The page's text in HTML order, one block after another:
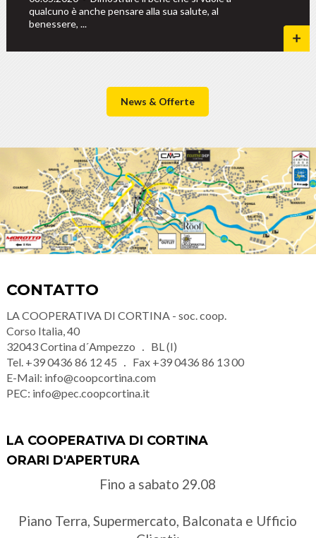
qualcuno è anche pensare alla sua salute, al
benessere, ...
News & Offerte
CONTATTO
LA COOPERATIVA DI CORTINA - soc. coop.
Corso Italia, 40
32043Cortina d´Ampezzo
BL (I)
Tel. +39 0436 86 12 45 Fax +39 0436 86 13 00
E-Mail: info@coopcortina.com
PEC: info@pec.coopcortina.it
LA COOPERATIVA DI CORTINA
ORARI D'APERTURA
Fino a sabato 29.08
Piano Terra, Supermercato, Balconata e Ufficio